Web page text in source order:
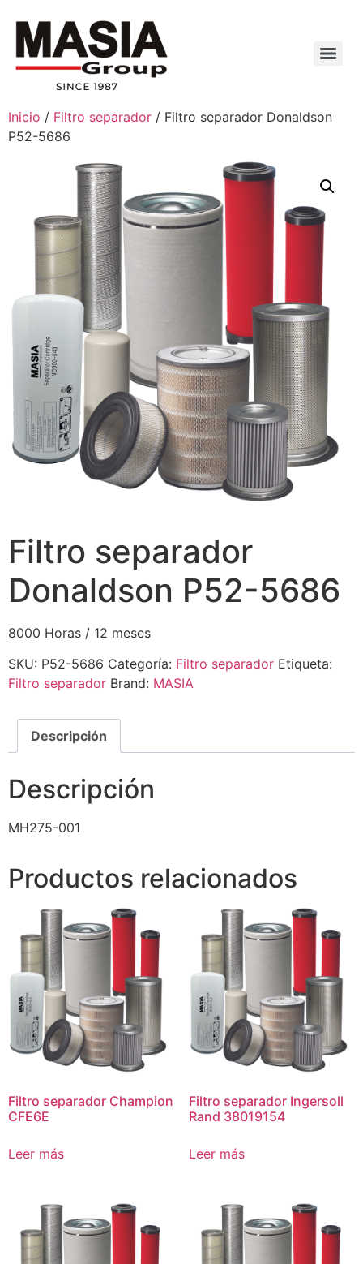
Inicio / Filtro separador / Filtro separador Donaldson
P52-5686
Filtro separador
Donaldson P52-5686
8000 Horas / 12 meses
SKU: P52-5686 Categoría: Filtro separador Etiqueta:
Filtro separador Brand: MASIA
Descripción
Descripción
MH275-001
Productos relacionados
Filtro separador Champion
CFE6E
Leer más
Filtro separador Ingersoll
Rand 38019154
Leer más